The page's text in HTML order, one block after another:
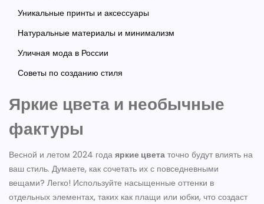
Уникальные принты и аксессуары
Натуральные материалы и минимализм
Уличная мода в России
Советы по созданию стиля
Яркие цвета и необычные
фактуры
Весной и летом 2024 года яркие цвета точно будут влиять на
ваш стиль. Думаете, как сочетать их с повседневными
вещами? Легко! Используйте насыщенные оттенки в
отдельных элементах, таких как плащи или юбки, что создаст